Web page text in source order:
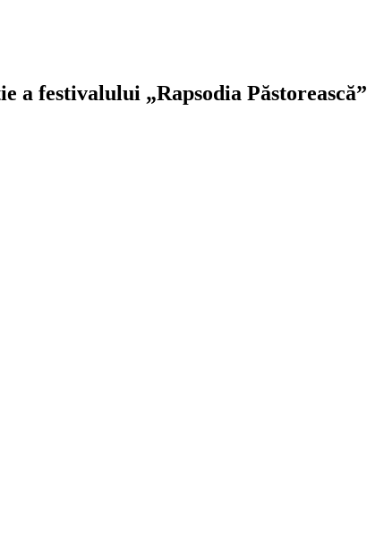
a festivalului „Rapsodia Păstorească”